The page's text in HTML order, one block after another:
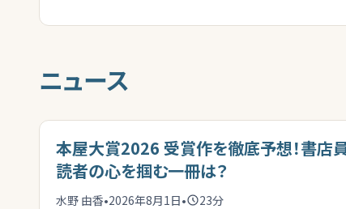
ニュース
本屋大賞2026 受賞作を徹底予想！書店
読者の心を掴む一冊は？
水野 由香•2026年8月1日• 23分